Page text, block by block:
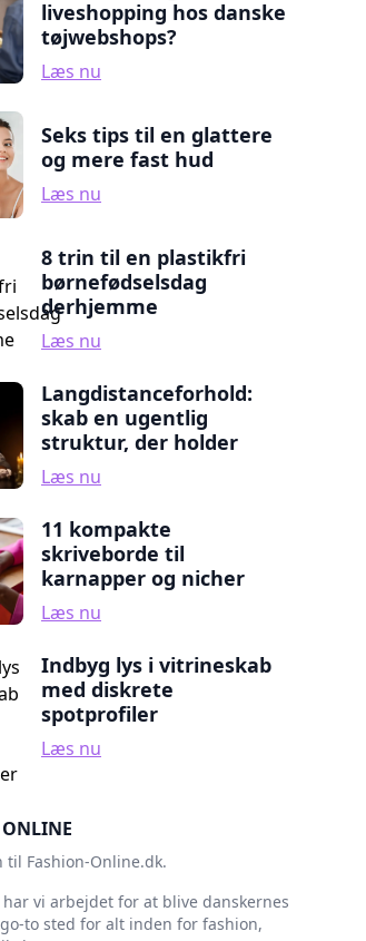
liveshopping hos danske
tøjwebshops?
Læs nu
Seks tips til en glattere
og mere fast hud
Læs nu
8 trin til en plastikfri
børnefødselsdag
derhjemme
Læs nu
Langdistanceforhold:
skab en ugentlig
struktur, der holder
Læs nu
11 kompakte
skriveborde til
karnapper og nicher
Læs nu
Indbyg lys i vitrineskab
med diskrete
spotprofiler
Læs nu
til Fashion-Online.dk.
har vi arbejdet for at blive danskernes
to sted for alt inden for fashion,